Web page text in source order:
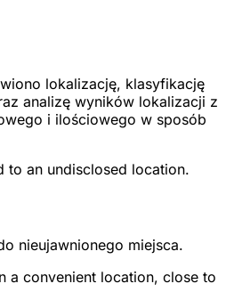
lokalizację, klasyfikację
analizę wyników lokalizacji z
i ilościowego w sposób
to an undisclosed location.
nieujawnionego miejsca.
a convenient location, close to